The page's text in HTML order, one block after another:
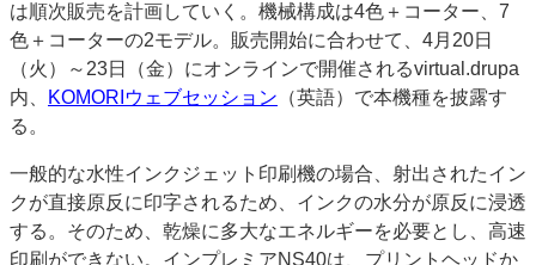
特集・デジタル印刷 ～ 新成長軌道を描く
案内
発刊案内
JFPI印刷用語集 印刷機材年鑑
会社案内
購読・購入申し込み
サイトポリシー
お問い合わせ
は順次販売を計画していく。機械構成は4色＋コーター、7
色＋コーターの2モデル。販売開始に合わせて、4月20日
（火）～23日（金）にオンラインで開催されるvirtual.drupa
内、
KOMORIウェブセッション （英語）で本機種を披露す
る。
一般的な水性インクジェット印刷機の場合、射出されたイン
クが直接原反に印字されるため、インクの水分が原反に浸透
する。そのため、乾燥に多大なエネルギーを必要とし、高速
印刷ができない。インプレミアNS40は、プリントヘッドか